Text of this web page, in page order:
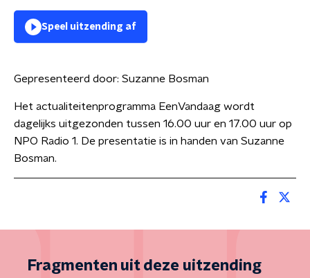
Speel uitzending af
Gepresenteerd door: Suzanne Bosman
Het actualiteitenprogramma EenVandaag wordt
dagelijks uitgezonden tussen 16.00 uur en 17.00 uur op
NPO Radio 1. De presentatie is in handen van Suzanne
Bosman.
Fragmenten uit deze uitzending